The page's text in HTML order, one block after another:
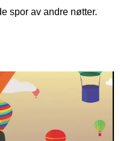
spor av andre nøtter.